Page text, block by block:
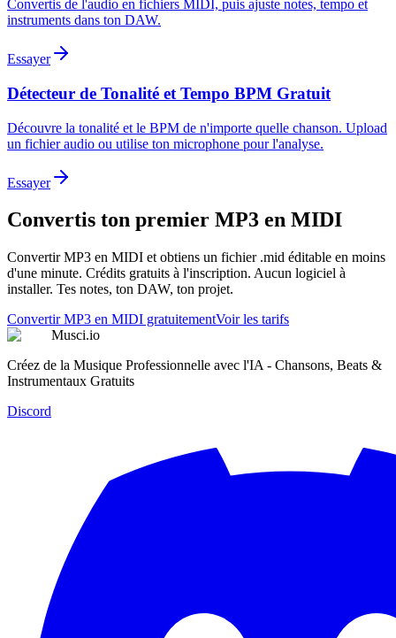
Convertis de l'audio en fichiers MIDI, puis ajuste notes, tempo et
instruments dans ton DAW.
Essayer
Détecteur de Tonalité et Tempo BPM Gratuit
Découvre la tonalité et le BPM de n'importe quelle chanson. Upload
un fichier audio ou utilise ton microphone pour l'analyse.
Essayer
Convertis ton premier MP3 en MIDI
Convertir MP3 en MIDI et obtiens un fichier .mid éditable en moins
d'une minute. Crédits gratuits à l'inscription. Aucun logiciel à
installer. Tes notes, ton DAW, ton projet.
Convertir MP3 en MIDI gratuitementVoir les tarifs
Musci.io
Créez de la Musique Professionnelle avec l'IA - Chansons, Beats &
Instrumentaux Gratuits
Discord